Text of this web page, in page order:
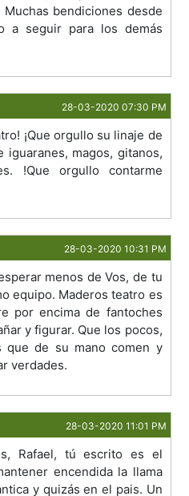
bendiciones desde
a seguir para los demás
28-03-2020 07:30 PM
¡Que orgullo su linaje de
iguaranes, magos, gitanos,
!Que orgullo contarme
28-03-2020 10:31 PM
menos de Vos, de tu
equipo. Maderos teatro es
por encima de fantoches
y figurar. Que los pocos,
de su mano comen y
verdades.
28-03-2020 11:01 PM
Rafael, tú escrito es el
encendida la llama
y quizás en el pais. Un